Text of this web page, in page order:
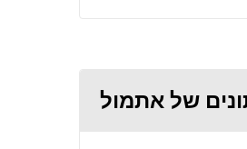
של אתמול